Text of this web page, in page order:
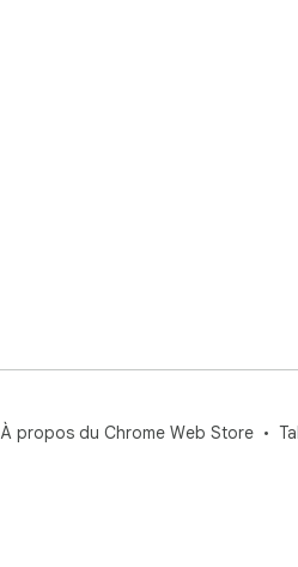
À propos du Chrome Web Store